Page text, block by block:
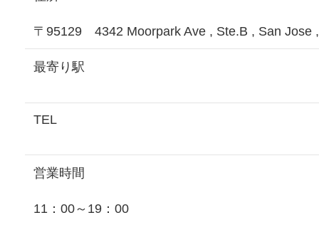
〒95129 4342 Moorpark Ave , Ste.B , San
最寄り駅
TEL
営業時間
11：00～19：00